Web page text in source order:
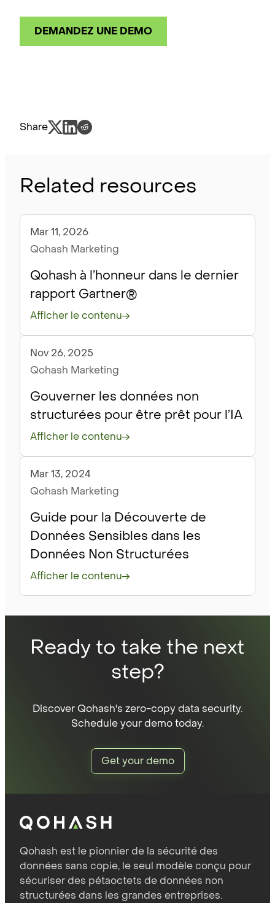
DEMANDEZ UNE DEMO
Share
Related resources
Blogue
Mar 11, 2026
Qohash Marketing
Qohash à l’honneur dans le dernier
rapport Gartner®
Afficher le contenu
Blogue
Nov 26, 2025
Qohash Marketing
Gouverner les données non
structurées pour être prêt pour l’IA
Afficher le contenu
Blogue
Mar 13, 2024
Qohash Marketing
Guide pour la Découverte de
Données Sensibles dans les
Données Non Structurées
Afficher le contenu
Ready to take the next
step?
Discover Qohash's zero-copy data security.
Schedule your demo today.
Get your demo
Qohash est le pionnier de la sécurité des
données sans copie, le seul modèle conçu pour
sécuriser des pétaoctets de données non
structurées dans les grandes entreprises.